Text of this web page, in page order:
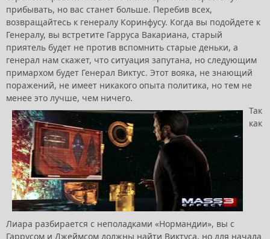
прибывать, но вас станет больше. Перебив всех,
возвращайтесь к генералу Коринфусу. Когда вы подойдете к
Генералу, вы встретите Гарруса Вакариана, старый
приятель будет не против вспомнить старые деньки, а
генерал нам скажет, что ситуация запутана, но следующим
примархом будет Генерал Виктус. Этот вояка, не знающий
поражений, не имеет никакого опыта политика, но тем не
менее это лучше, чем ничего.
Так
как
Лиара разбирается с неполадками «Нормандии», вы с
Гаррусом и Джеймсом должны найти Виктуса, но для начала